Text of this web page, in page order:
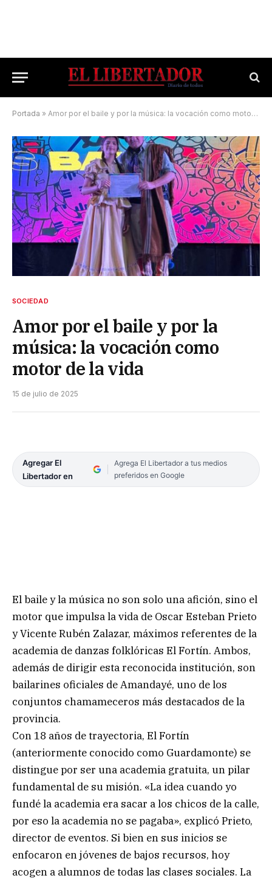
Portada » Amor por el baile y por la música: la vocación como motor de la vida
SOCIEDAD
Amor por el baile y por la
música: la vocación como
motor de la vida
15 de julio de 2025
Agregar El
Libertador en
Agrega El Libertador a tus medios
preferidos en Google
El baile y la música no son solo una afición, sino el
motor que impulsa la vida de Oscar Esteban Prieto
y Vicente Rubén Zalazar, máximos referentes de la
academia de danzas folklóricas El Fortín. Ambos,
además de dirigir esta reconocida institución, son
bailarines oficiales de Amandayé, uno de los
conjuntos chamameceros más destacados de la
provincia.
Con 18 años de trayectoria, El Fortín
(anteriormente conocido como Guardamonte) se
distingue por ser una academia gratuita, un pilar
fundamental de su misión. «La idea cuando yo
fundé la academia era sacar a los chicos de la calle,
por eso la academia no se pagaba», explicó Prieto,
director de eventos. Si bien en sus inicios se
enfocaron en jóvenes de bajos recursos, hoy
acogen a alumnos de todas las clases sociales. La